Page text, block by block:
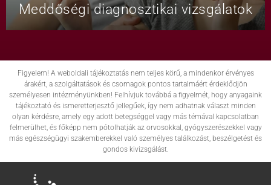
Meddőségi diagnosztikai vizsgálatok
Figyelem! A weboldali tájékoztatás nem teljes körű, a mindenkor érvényes
árakért, a szolgáltatások és csomagok pontos tartalmáért érdeklődjön
személyesen intézményünkben! Felhívjuk továbbá a figyelmét, hogy anyagaink
tájékoztató és ismeretterjesztő jellegűek, így nem adhatnak választ minden
olyan kérdésre, amely egy adott betegséggel vagy más témával kapcsolatban
felmerülhet, és főképp nem pótolhatják az orvosokkal, gyógyszerészekkel vagy
más egészségügyi szakemberekkel való személyes találkozást, beszélgetést és
gondos kivizsgálást.